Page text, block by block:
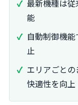
最新機種は
能
自動制御機
止
エリアごと
快適性を向上